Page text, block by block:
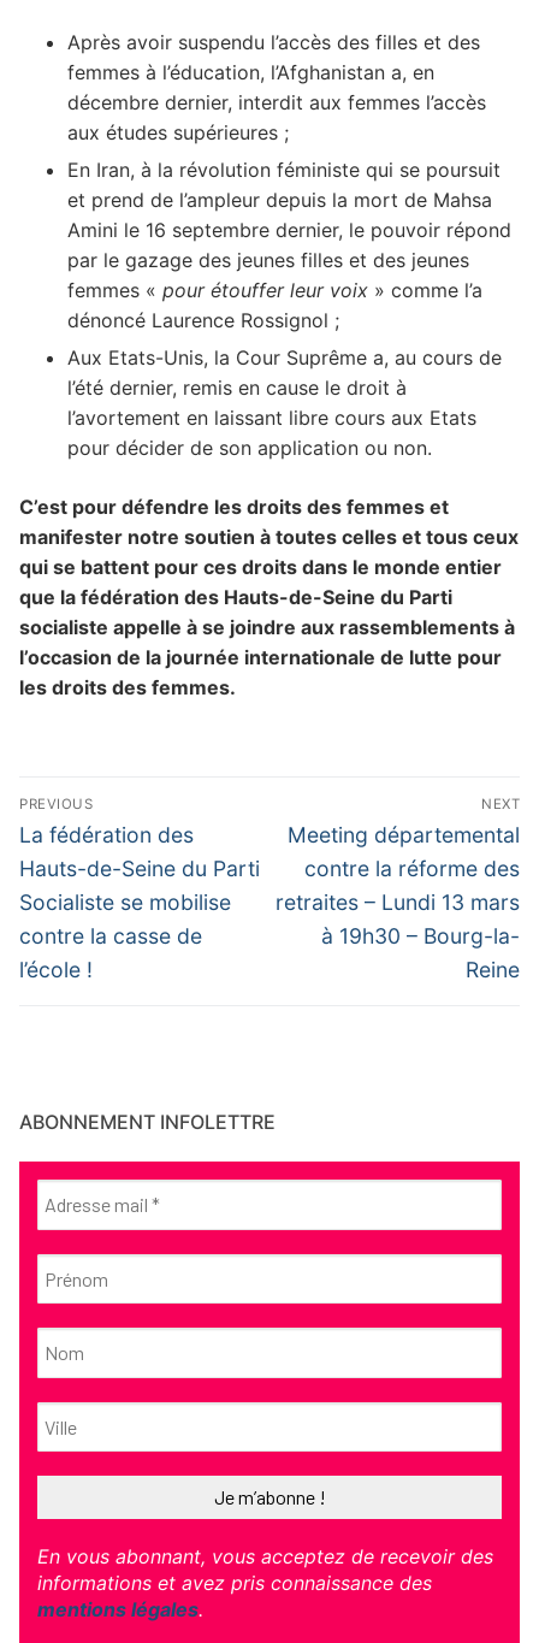
Après avoir suspendu l’accès des filles et des
femmes à l’éducation, l’Afghanistan a, en
décembre dernier, interdit aux femmes l’accès
aux études supérieures ;
En Iran, à la révolution féministe qui se poursuit
et prend de l’ampleur depuis la mort de Mahsa
Amini le 16 septembre dernier, le pouvoir répond
par le gazage des jeunes filles et des jeunes
femmes « pour étouffer leur voix » comme l’a
dénoncé Laurence Rossignol ;
Aux Etats-Unis, la Cour Suprême a, au cours de
l’été dernier, remis en cause le droit à
l’avortement en laissant libre cours aux Etats
pour décider de son application ou non.
C’est pour défendre les droits des femmes et
manifester notre soutien à toutes celles et tous ceux
qui se battent pour ces droits dans le monde entier
que la fédération des Hauts-de-Seine du Parti
socialiste appelle à se joindre aux rassemblements à
l’occasion de la journée internationale de lutte pour
les droits des femmes.
Navigation
de
l’article
PREVIOUS
Previous
post:
La fédération des
Hauts-de-Seine du Parti
Socialiste se mobilise
contre la casse de
l’école !
NEXT
Next
post:
Meeting départemental
contre la réforme des
retraites – Lundi 13 mars
à 19h30 – Bourg-la-
Reine
ABONNEMENT INFOLETTRE
En vous abonnant, vous acceptez de recevoir des
informations et avez pris connaissance des
mentions légales.